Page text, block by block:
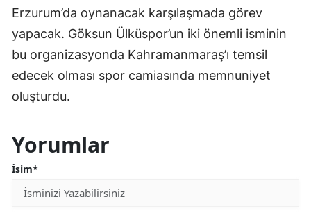
Erzurum’da oynanacak karşılaşmada görev
yapacak. Göksun Ülküspor’un iki önemli isminin
bu organizasyonda Kahramanmaraş’ı temsil
edecek olması spor camiasında memnuniyet
oluşturdu.
Yorumlar
İsim*